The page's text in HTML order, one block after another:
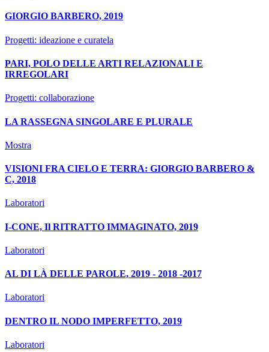
GIORGIO BARBERO, 2019
Progetti: ideazione e curatela
PARI, POLO DELLE ARTI RELAZIONALI E
IRREGOLARI
Progetti: collaborazione
LA RASSEGNA SINGOLARE E PLURALE
Mostra
VISIONI FRA CIELO E TERRA: GIORGIO BARBERO &
C, 2018
Laboratori
I-CONE, Il RITRATTO IMMAGINATO, 2019
Laboratori
AL DI LÀ DELLE PAROLE, 2019 - 2018 -2017
Laboratori
DENTRO IL NODO IMPERFETTO, 2019
Laboratori